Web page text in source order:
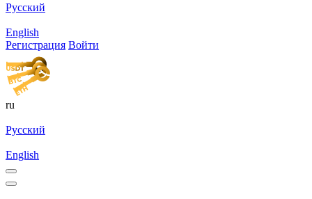
Русский
English
Регистрация Войти
ru
Русский
English